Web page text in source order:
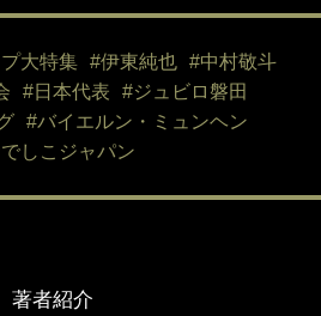
大特集 #伊東純也
#中村敬斗
#日本代表
#ジュビロ磐田
#バイエルン・ミュンヘン
しこジャパン
著者紹介